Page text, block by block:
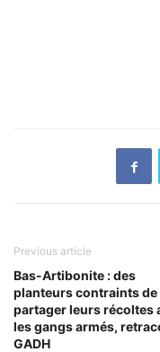
Previous article
Bas-Artibonite : des
planteurs contraints de
partager leurs récoltes
les gangs armés,
GADH